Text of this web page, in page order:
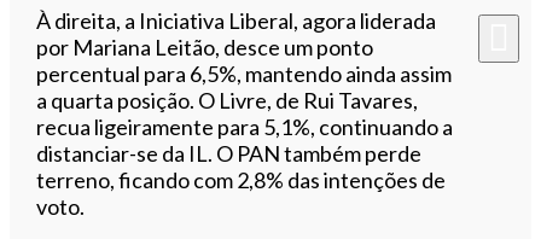
À direita, a Iniciativa Liberal, agora liderada
por Mariana Leitão, desce um ponto
percentual para 6,5%, mantendo ainda assim
a quarta posição. O Livre, de Rui Tavares,
recua ligeiramente para 5,1%, continuando a
distanciar-se da IL. O PAN também perde
terreno, ficando com 2,8% das intenções de
voto.